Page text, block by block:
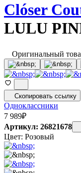
Clóser
LULU
Оригинальный
Скопировать ссылку
Одноклассники
7 989₽
Артикул: 26821678
Цвет: Розовый